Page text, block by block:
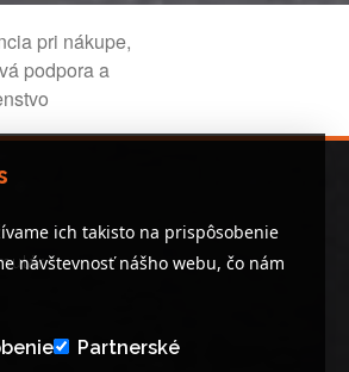
pri nákupe,
podpora a
ich takisto na prispôsobenie
návštevnosť nášho webu, čo nám
Partnerské